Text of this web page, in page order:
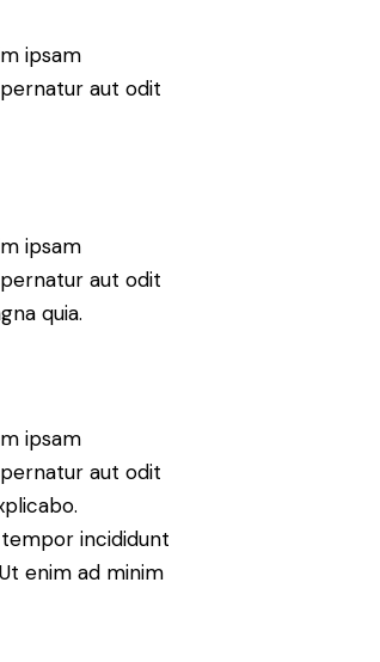
ipsam
aut odit
ipsam
aut odit
quia.
ipsam
aut odit
incididunt
enim ad minim